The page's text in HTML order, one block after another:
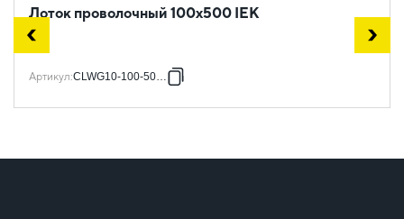
Лоток проволочный 100х500 IEK
Артикул:CLWG10-100-500-3